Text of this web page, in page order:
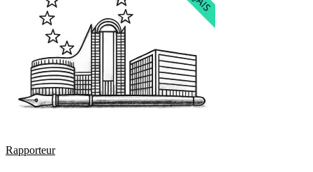
Rapporteur